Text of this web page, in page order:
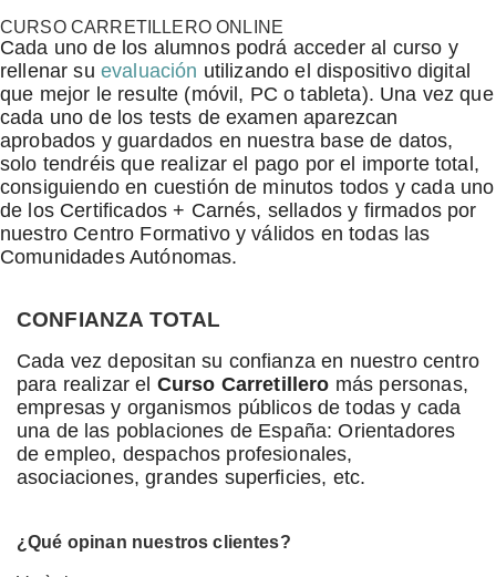
CURSO CARRETILLERO ONLINE
Cada uno de los alumnos podrá acceder al curso y
rellenar su evaluación utilizando el dispositivo digital
que mejor le resulte (móvil, PC o tableta). Una vez que
cada uno de los tests de examen aparezcan
aprobados y guardados en nuestra base de datos,
solo tendréis que realizar el pago por el importe total,
consiguiendo en cuestión de minutos todos y cada uno
de los Certificados + Carnés, sellados y firmados por
nuestro Centro Formativo y válidos en todas las
Comunidades Autónomas.
CONFIANZA TOTAL
Cada vez depositan su confianza en nuestro centro
para realizar el Curso Carretillero más personas,
empresas y organismos públicos de todas y cada
una de las poblaciones de España: Orientadores
de empleo, despachos profesionales,
asociaciones, grandes superficies, etc.
¿Qué opinan nuestros clientes?